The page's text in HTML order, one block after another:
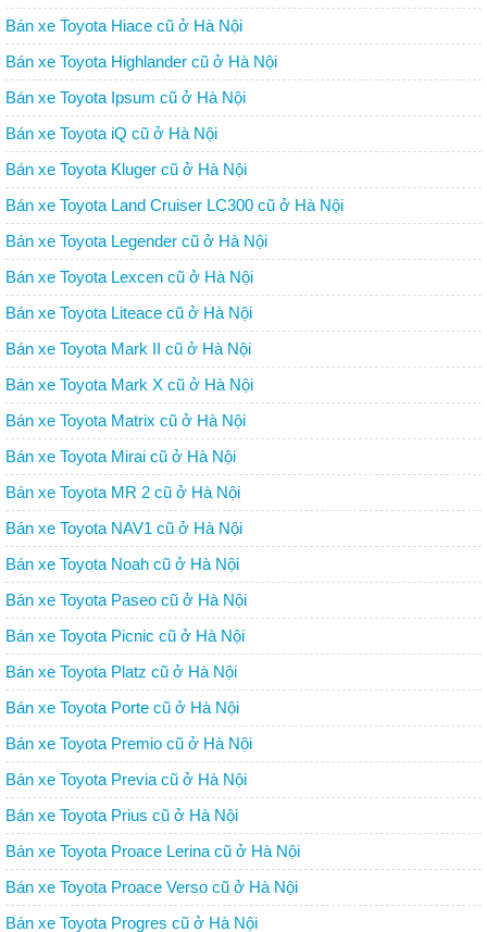
Bán xe Toyota Hiace cũ ở Hà Nội
Bán xe Toyota Highlander cũ ở Hà Nội
Bán xe Toyota Ipsum cũ ở Hà Nội
Bán xe Toyota iQ cũ ở Hà Nội
Bán xe Toyota Kluger cũ ở Hà Nội
Bán xe Toyota Land Cruiser LC300 cũ ở Hà Nội
Bán xe Toyota Legender cũ ở Hà Nội
Bán xe Toyota Lexcen cũ ở Hà Nội
Bán xe Toyota Liteace cũ ở Hà Nội
Bán xe Toyota Mark II cũ ở Hà Nội
Bán xe Toyota Mark X cũ ở Hà Nội
Bán xe Toyota Matrix cũ ở Hà Nội
Bán xe Toyota Mirai cũ ở Hà Nội
Bán xe Toyota MR 2 cũ ở Hà Nội
Bán xe Toyota NAV1 cũ ở Hà Nội
Bán xe Toyota Noah cũ ở Hà Nội
Bán xe Toyota Paseo cũ ở Hà Nội
Bán xe Toyota Picnic cũ ở Hà Nội
Bán xe Toyota Platz cũ ở Hà Nội
Bán xe Toyota Porte cũ ở Hà Nội
Bán xe Toyota Premio cũ ở Hà Nội
Bán xe Toyota Previa cũ ở Hà Nội
Bán xe Toyota Prius cũ ở Hà Nội
Bán xe Toyota Proace Lerina cũ ở Hà Nội
Bán xe Toyota Proace Verso cũ ở Hà Nội
Bán xe Toyota Progres cũ ở Hà Nội